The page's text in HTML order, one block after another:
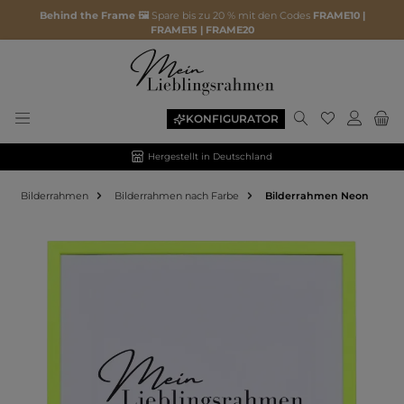
Behind the Frame 🖼️ Spare bis zu 20 % mit den Codes FRAME10 |
FRAME15 | FRAME20
KONFIGURATOR
Hergestellt in Deutschland
Bilderrahmen Bilderrahmen nach Farbe Bilderrahmen Neon